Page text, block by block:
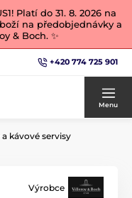
Platí do 31. 8. 2026 na
na předobjednávky a
& Boch. ✨
+420 774 725 901
Menu
kávové servisy
Výrobce